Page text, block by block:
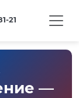
21
—